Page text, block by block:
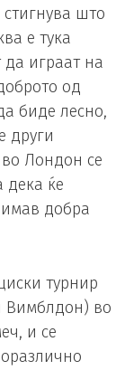
што
е тука
да играат на
од
биде лесно,
други
Лондон се
дека ќе
добра
турнир
Вимблдон) во
и се